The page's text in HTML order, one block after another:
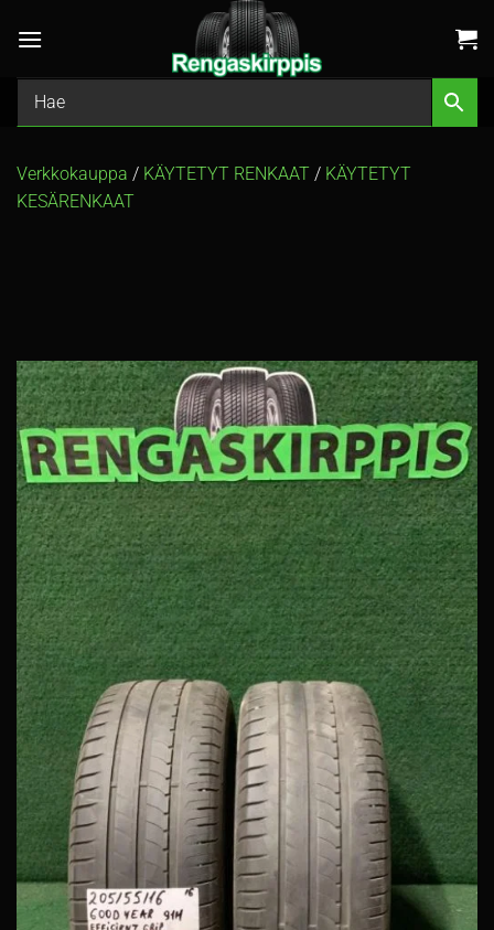
Verkkokauppa / KÄYTETYT RENKAAT / KÄYTETYT
KESÄRENKAAT